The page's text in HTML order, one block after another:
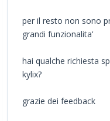
per il resto non sono
grandi funzionalita'
hai qualche richiesta
kylix?
grazie dei feedback